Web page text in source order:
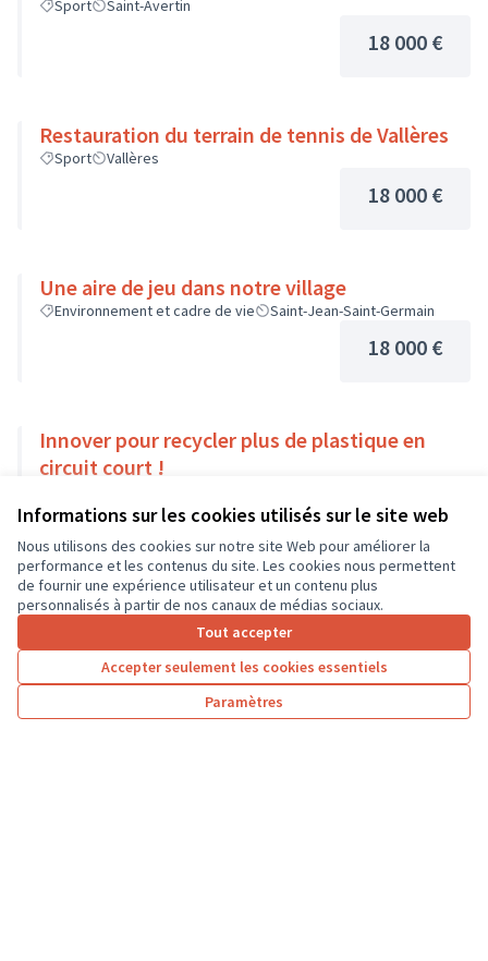
Informations sur les cookies utilisés sur le site web
Nous utilisons des cookies sur notre site Web pour améliorer la
performance et les contenus du site. Les cookies nous permettent
de fournir une expérience utilisateur et un contenu plus
personnalisés à partir de nos canaux de médias sociaux.
Tout accepter
Accepter seulement les cookies essentiels
Paramètres
Sport Saint-Avertin
18 000 €
Restauration du terrain de tennis de Vallères
Sport Vallères
18 000 €
Une aire de jeu dans notre village
Environnement et cadre de vie Saint-Jean-Saint-Germain
18 000 €
Innover pour recycler plus de plastique en
circuit court !
18 000 €
Résultats par page : 50
1 2 3 4